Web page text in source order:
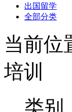
出国留学
全部分类
当前位
培训
类别